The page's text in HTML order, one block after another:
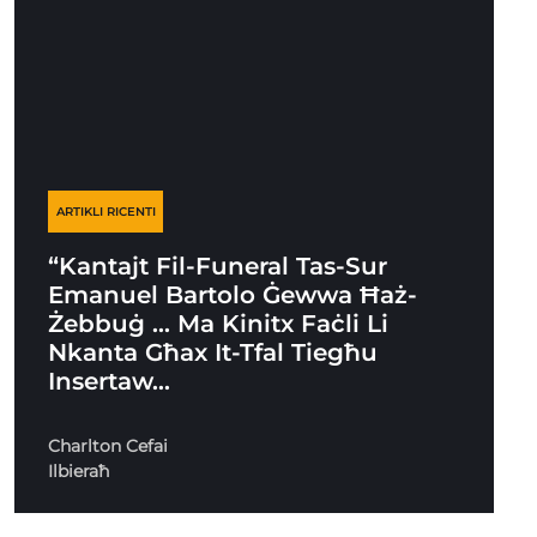
ARTIKLI RICENTI
“Kantajt Fil-Funeral Tas-Sur
Emanuel Bartolo Ġewwa Ħaż-
Żebbuġ … Ma Kinitx Faċli Li
Nkanta Għax It-Tfal Tiegħu
Insertaw…
Charlton Cefai
Ilbieraħ